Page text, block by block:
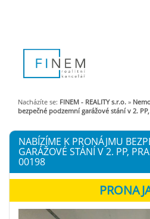
Nacházíte se: FINEM - REALITY s.r.o. »
bezpečné podzemní garážové stání v 2.
NABÍZÍME K PRONÁJMU
GARÁŽOVÉ STÁNÍ V 2. PP,
00198